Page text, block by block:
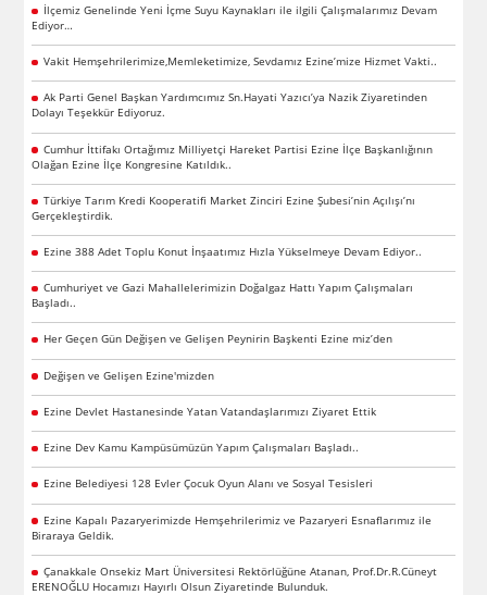
İlçemiz Genelinde Yeni İçme Suyu Kaynakları ile ilgili Çalışmalarımız Devam
Ediyor…
Vakit Hemşehrilerimize,Memleketimize, Sevdamız Ezine’mize Hizmet Vakti..
Ak Parti Genel Başkan Yardımcımız Sn.Hayati Yazıcı’ya Nazik Ziyaretinden
Dolayı Teşekkür Ediyoruz.
Cumhur İttifakı Ortağımız Milliyetçi Hareket Partisi Ezine İlçe Başkanlığının
Olağan Ezine İlçe Kongresine Katıldık..
Türkiye Tarım Kredi Kooperatifi Market Zinciri Ezine Şubesi’nin Açılışı’nı
Gerçekleştirdik.
Ezine 388 Adet Toplu Konut İnşaatımız Hızla Yükselmeye Devam Ediyor..
Cumhuriyet ve Gazi Mahallelerimizin Doğalgaz Hattı Yapım Çalışmaları
Başladı..
Her Geçen Gün Değişen ve Gelişen Peynirin Başkenti Ezine miz’den
Değişen ve Gelişen Ezine'mizden
Ezine Devlet Hastanesinde Yatan Vatandaşlarımızı Ziyaret Ettik
Ezine Dev Kamu Kampüsümüzün Yapım Çalışmaları Başladı..
Ezine Belediyesi 128 Evler Çocuk Oyun Alanı ve Sosyal Tesisleri
Ezine Kapalı Pazaryerimizde Hemşehrilerimiz ve Pazaryeri Esnaflarımız ile
Biraraya Geldik.
Çanakkale Onsekiz Mart Üniversitesi Rektörlüğüne Atanan, Prof.Dr.R.Cüneyt
ERENOĞLU Hocamızı Hayırlı Olsun Ziyaretinde Bulunduk.